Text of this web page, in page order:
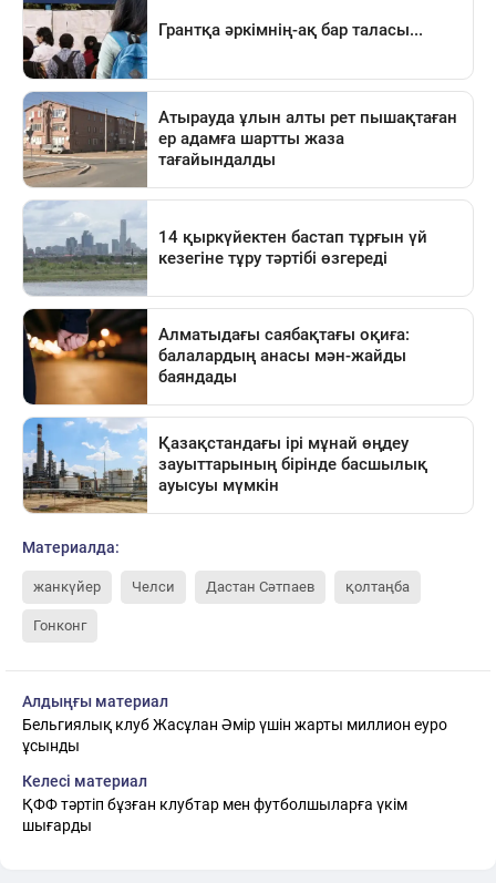
Материалда:
жанкүйер Челси Дастан Сәтпаев қолтаңба
Гонконг
Алдыңғы материал
Бельгиялық клуб Жасұлан Әмір үшін жарты миллион еуро
ұсынды
Келесі материал
ҚФФ тәртіп бұзған клубтар мен футболшыларға үкім
шығарды